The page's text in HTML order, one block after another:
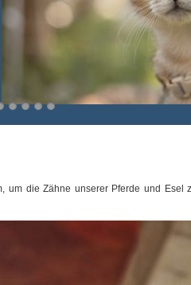
um die Zähne unserer Pferde und Esel